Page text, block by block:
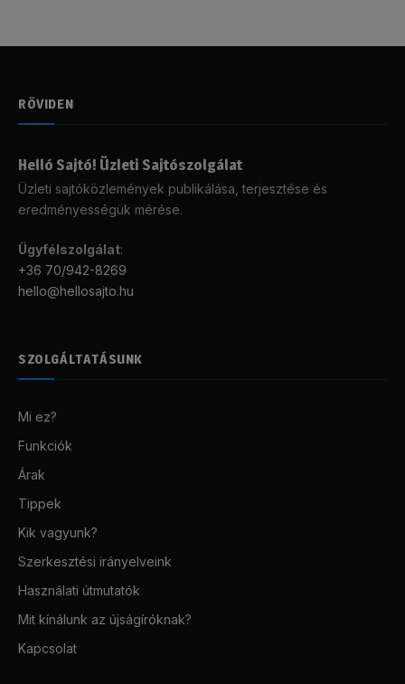
RÖVIDEN
Helló Sajtó! Üzleti Sajtószolgálat
Üzleti sajtóközlemények publikálása, terjesztése és
eredményességük mérése.
Ügyfélszolgálat:
+36 70/942-8269
hello@hellosajto.hu
SZOLGÁLTATÁSUNK
Mi ez?
Funkciók
Árak
Tippek
Kik vagyunk?
Szerkesztési irányelveink
Használati útmutatók
Mit kínálunk az újságíróknak?
Kapcsolat